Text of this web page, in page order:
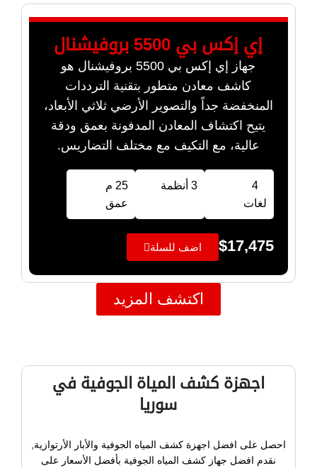
إي إكس بي 5500 بروفيشنال
جهاز إي إكس بي 5500 بروفيشنال هو
كاشف معادن متطور بتقنية الترددات
المنخفضة جداً والتصوير الأرضي ثلاثي الأبعاد،
يتيح اكتشاف المعادن المدفونة بعمق ودقة
عالية، مع التكيف مع مختلف التضاريس.
4
لغات
3 أنظمة
25 م
عمق
$17,475 اضف للسلة
اكتشف المزيد
اجهزة كشف المياة الجوفية في
سوريا
احصل على افضل اجهزة كشف المياه الجوفية والأبار الأرتوازية,
نقدم افضل جهاز كشف المياه الجوفية بأفضل الأسعار على